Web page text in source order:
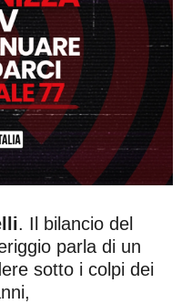
. Il bilancio del
parla di un
sotto i colpi dei